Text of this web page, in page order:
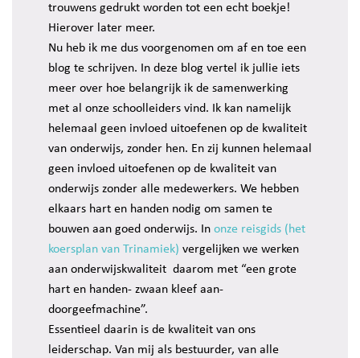
trouwens gedrukt worden tot een echt boekje!
Hierover later meer.
Nu heb ik me dus voorgenomen om af en toe een
blog te schrijven. In deze blog vertel ik jullie iets
meer over hoe belangrijk ik de samenwerking
met al onze schoolleiders vind. Ik kan namelijk
helemaal geen invloed uitoefenen op de kwaliteit
van onderwijs, zonder hen. En zij kunnen helemaal
geen invloed uitoefenen op de kwaliteit van
onderwijs zonder alle medewerkers. We hebben
elkaars hart en handen nodig om samen te
bouwen aan goed onderwijs. In onze reisgids (het
koersplan van Trinamiek) vergelijken we werken
aan onderwijskwaliteit daarom met “een grote
hart en handen- zwaan kleef aan-
doorgeefmachine”.
Essentieel daarin is de kwaliteit van ons
leiderschap. Van mij als bestuurder, van alle